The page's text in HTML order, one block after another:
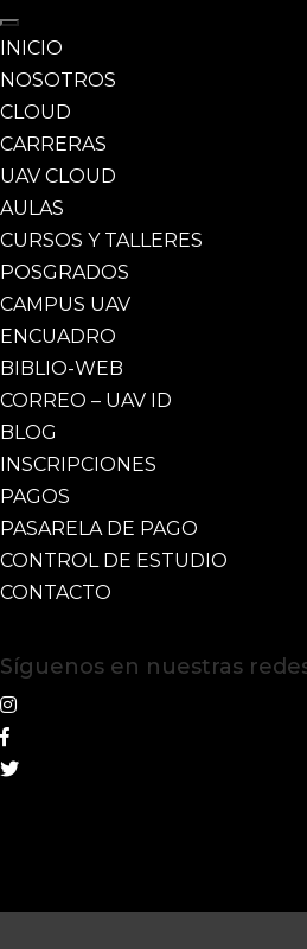
INICIO
NOSOTROS
CLOUD
CARRERAS
UAV CLOUD
AULAS
CURSOS Y TALLERES
POSGRADOS
CAMPUS UAV
ENCUADRO
BIBLIO-WEB
CORREO – UAV ID
BLOG
INSCRIPCIONES
PAGOS
PASARELA DE PAGO
CONTROL DE ESTUDIO
CONTACTO
Síguenos en nuestras